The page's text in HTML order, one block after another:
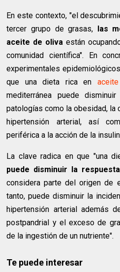
En este contexto, "el
tercer grupo de grasas,
las
aceite de olivaestán
comunidad científica". En
experimentales
que una dieta rica en
mediterránea puede
patologías como la obesidad,
hipertensión arterial, así
periférica a la acción de la
La clave radica en que "una
puede disminuir la
considera parte del origen de
tanto, puede disminuir la
hipertensión arterial además
postpandrial y el exceso de
de la ingestión de un nutriente".
Te puede interesar